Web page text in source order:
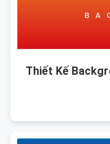
Thiết Kế